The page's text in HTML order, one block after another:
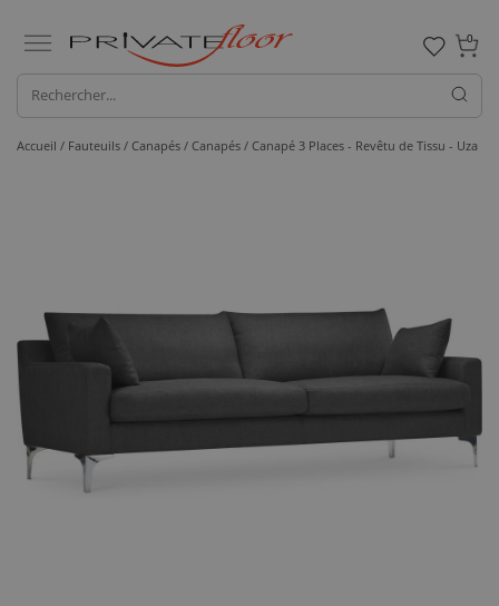
0
Accueil / Fauteuils / Canapés / Canapés / Canapé 3 Places - Revêtu de Tissu - Uza